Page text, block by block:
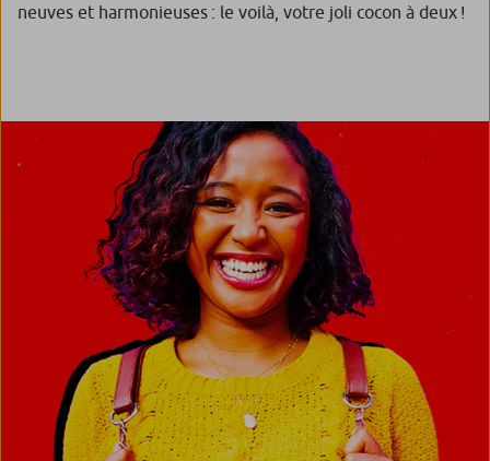
neuves et harmonieuses : le voilà, votre joli cocon à deux !